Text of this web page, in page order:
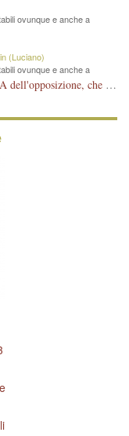
ovunque e anche a
(Luciano)
ovunque e anche a
Il finale, fa la differenza tra la critica POLITICA dell'opposizione, che ha perso le elezioni ed è minoranza e non trova altri argomenti per politicizzare sul sito qua o là ? La critica d'arte invece è un'altra cosa che lascio agli altri. Per ora mi basta la lezione magistrale del prof. Giulianati.